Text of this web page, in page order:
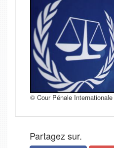
© Cour Pénale Internationale
Partagez sur.